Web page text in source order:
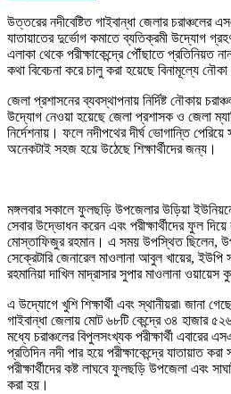
উত্তরের নদীবেষ্টিত গাইবান্ধা জেলার চরাঞ্চলের
যাতায়াতের দুর্ভোগ কমাতে ব্যতিক্রমী উদ্যোগ
এলাকা থেকে পরীক্ষাকেন্দ্রে পৌঁছাতে প্রতিনিয়ত
কথা বিবেচনা করে চালু করা হয়েছে বিনামূল্যে নৌকা
জেলা প্রশাসনের ব্যবস্থাপনায় নির্দিষ্ট নৌকায়
উদ্যোগ নেওয়া হয়েছে জেলা প্রশাসক ও জেলা
নির্দেশনায়। ফলে নদীপথের দীর্ঘ ভোগান্তি
অনেকটাই সহজ হয়ে উঠেছে শিক্ষার্থীদের জন্য।
মঙ্গলবার সকালে ফুলছড়ি উপজেলার উড়িয়া
সেবার উদ্ভোধন করেন এবং পরীক্ষার্থীদের ফুল দিয়ে
মোস্তাফিজুর রহমান। এ সময় উপস্থিত ছিলেন,
সেক্রেটারি জেনারেল মাওলানা আবুল খায়ের,
রহমানিয়া দাখিল মাদ্রাসার সুপার মাওলানা ওয়ায়েস
এ উদ্যোগে খুশি শিক্ষার্থী এবং স্থানীয়রা৷ জানা
গাইবান্ধা জেলায় মোট ৬৮টি কেন্দ্রে ৩৪ হাজার
মধ্যে চরাঞ্চলের বিপুলসংখ্যক পরীক্ষার্থী এবারের
প্রতিদিন নদী পার হয়ে পরীক্ষাকেন্দ্রে যাতায়াত
পরীক্ষার্থীদের কষ্ট লাঘবে ফুলছড়ি উপজেলা এবং
করা হয়।